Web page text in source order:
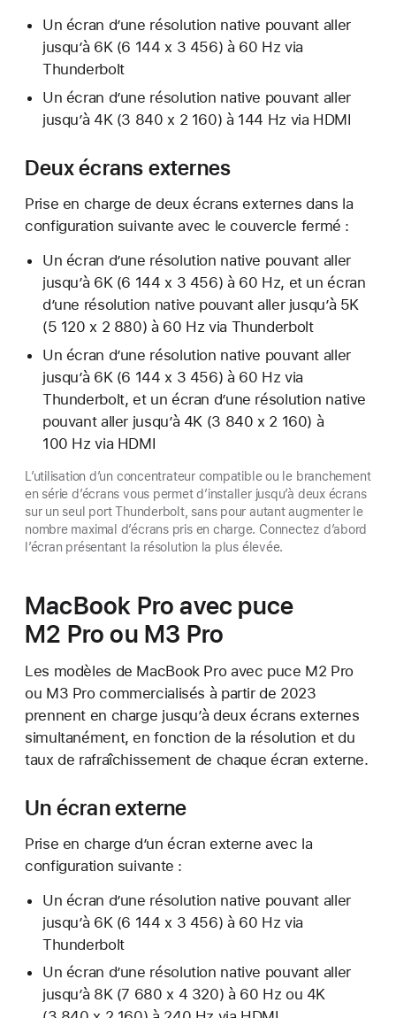
Un écran d’une résolution native pouvant aller
jusqu’à 6K (6 144 x 3 456) à 60 Hz via
Thunderbolt
Un écran d’une résolution native pouvant aller
jusqu’à 4K (3 840 x 2 160) à 144 Hz via HDMI
Deux écrans externes
Prise en charge de deux écrans externes dans la
configuration suivante avec le couvercle fermé :
Un écran d’une résolution native pouvant aller
jusqu’à 6K (6 144 x 3 456) à 60 Hz, et un écran
d’une résolution native pouvant aller jusqu’à 5K
(5 120 x 2 880) à 60 Hz via Thunderbolt
Un écran d’une résolution native pouvant aller
jusqu’à 6K (6 144 x 3 456) à 60 Hz via
Thunderbolt, et un écran d’une résolution native
pouvant aller jusqu’à 4K (3 840 x 2 160) à
100 Hz via HDMI
L’utilisation d’un concentrateur compatible ou le branchement
en série d’écrans vous permet d’installer jusqu’à deux écrans
sur un seul port Thunderbolt, sans pour autant augmenter le
nombre maximal d’écrans pris en charge. Connectez d’abord
l’écran présentant la résolution la plus élevée.
MacBook Pro avec puce
M2 Pro ou M3 Pro
Les modèles de MacBook Pro avec puce M2 Pro
ou M3 Pro commercialisés à partir de 2023
prennent en charge jusqu’à deux écrans externes
simultanément, en fonction de la résolution et du
taux de rafraîchissement de chaque écran externe.
Un écran externe
Prise en charge d’un écran externe avec la
configuration suivante :
Un écran d’une résolution native pouvant aller
jusqu’à 6K (6 144 x 3 456) à 60 Hz via
Thunderbolt
Un écran d’une résolution native pouvant aller
jusqu’à 8K (7 680 x 4 320) à 60 Hz ou 4K